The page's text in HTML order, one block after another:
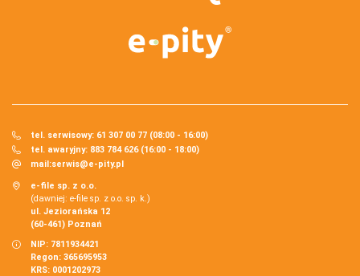
tel. serwisowy: 61 307 00 77 (08:00 - 16:00)
tel. awaryjny: 883 784 626 (16:00 - 18:00)
mail:serwis@e-pity.pl
e-file sp. z o.o.
(dawniej: e-file sp. z o.o. sp. k.)
ul. Jeziorańska 12
(60-461) Poznań
NIP: 7811934421
Regon: 365695953
KRS: 0001202973